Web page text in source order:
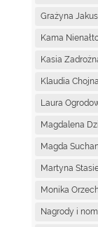
Grażyna
Kama
Kasia
Klaudia
Laura
Magdalena
Magda
Martyna
Monika
Nagrody i